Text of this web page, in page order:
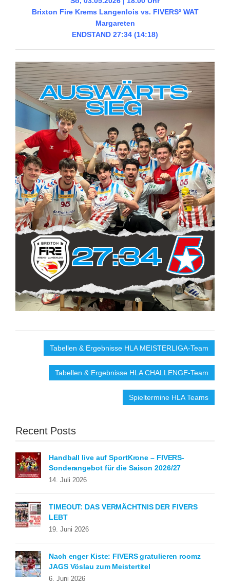
Brixton Fire Krems Langenlois vs. FIVERS² WAT
Margareten
ENDSTAND 27:34 (14:18)
Tabellen & Ergebnisse HLA MEISTERLIGA-Team
Tabellen & Ergebnisse HLA CHALLENGE-Team
Spieltermine HLA Teams
Recent Posts
Handball live auf SportKrone – FIVERS-
Sonderangebot für die Saison 2026/27
14. Juli 2026
TIMEOUT: DAS VERMÄCHTNIS DER FIVERS
LEBT
19. Juni 2026
Nach enger Kiste: FIVERS gratulieren roomz
JAGS Vöslau zum Meistertitel
6. Juni 2026